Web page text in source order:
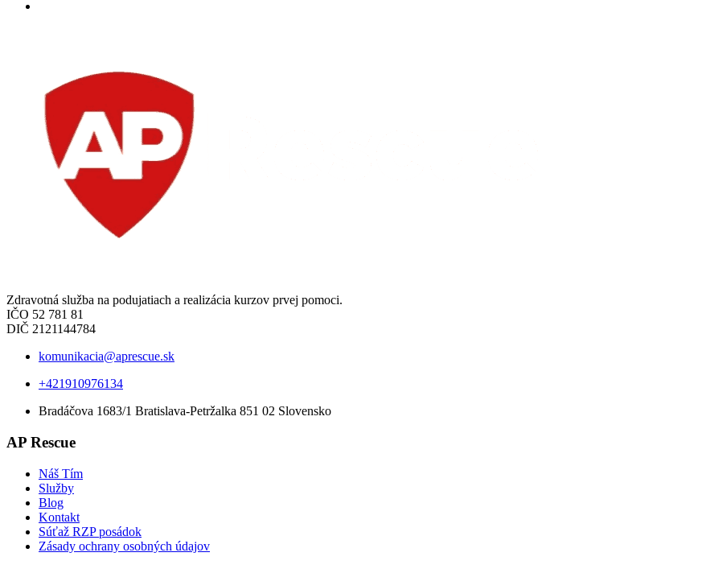
Zdravotná služba na podujatiach a realizácia kurzov prvej pomoci.
IČO 52 781 81
DIČ 2121144784
komunikacia@aprescue.sk
+421910976134
Bradáčova 1683/1 Bratislava-Petržalka 851 02 Slovensko
AP Rescue
Náš Tím
Služby
Blog
Kontakt
Súťaž RZP posádok
Zásady ochrany osobných údajov